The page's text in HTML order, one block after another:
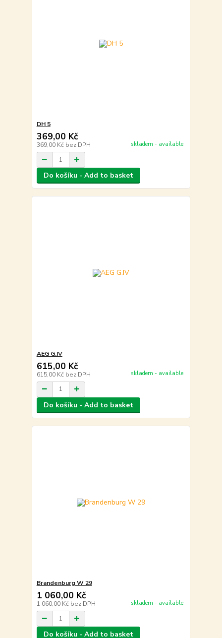
DH 5
369,00 Kč
369,00 Kč bez DPH skladem - available
Do košíku - Add to basket
AEG G.IV
615,00 Kč
615,00 Kč bez DPH skladem - available
Do košíku - Add to basket
Brandenburg W 29
1 060,00 Kč
1 060,00 Kč bez DPH skladem - available
Do košíku - Add to basket